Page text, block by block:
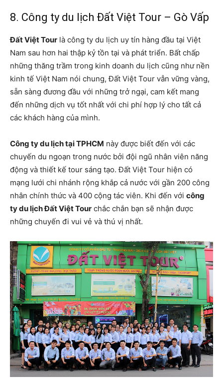
8. Công ty du lịch Đất Việt Tour – Gò Vấp
Đất Việt Tour là công ty du lịch uy tín hàng đầu tại Việt
Nam sau hơn hai thập kỷ tồn tại và phát triển. Bất chấp
những thăng trầm trong kinh doanh du lịch cũng như nền
kinh tế Việt Nam nói chung, Đất Việt Tour vẫn vững vàng,
sẵn sàng đương đầu với những trở ngại, cam kết mang
đến những dịch vụ tốt nhất với chi phí hợp lý cho tất cả
các khách hàng của mình.
Công ty du lịch tại TPHCM này được biết đến với các
chuyến du ngoạn trong nước bởi đội ngũ nhân viên năng
động và thiết kế tour sáng tạo. Đất Việt Tour hiện có
mạng lưới chi nhánh rộng khắp cả nước với gần 200 công
nhân chính thức và 400 cộng tác viên. Khi đến với công
ty du lịch Đất Việt Tour chắc chắn bạn sẽ nhận được
những chuyến đi vui vẻ và thú vị nhất.